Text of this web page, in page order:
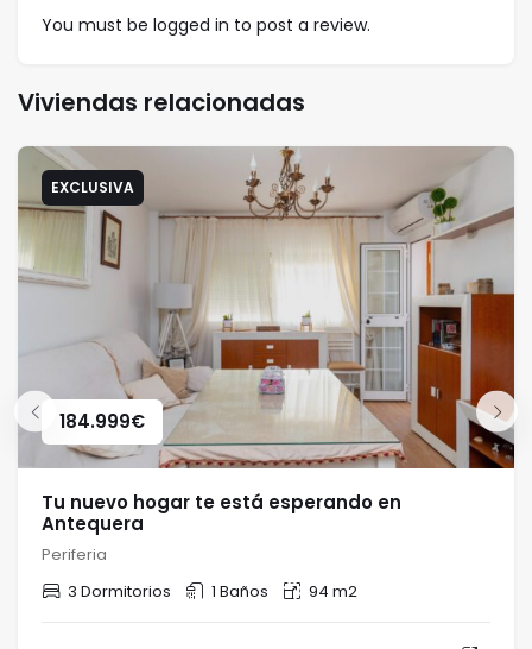
You must be logged in to post a review.
Viviendas relacionadas
EXCLUSIVA
184.999€
Tu nuevo hogar te está esperando en
Antequera
Periferia
3 Dormitorios
1 Baños 94 m2